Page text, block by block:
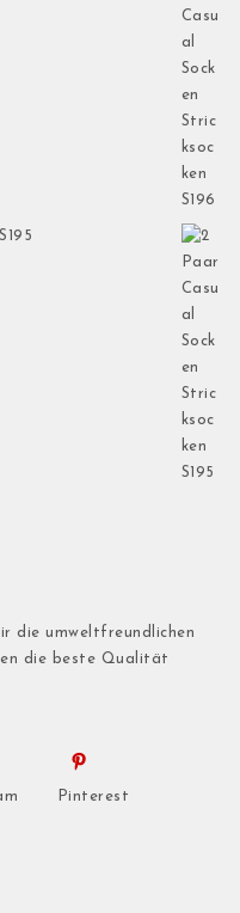
die umweltfreundlichen
die beste Qualität
Pinterest